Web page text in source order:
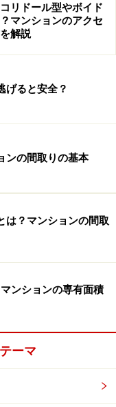
ウンジ
ョンでは定番の共
出入りするメイン
れることが多く、
場所に設けられる
にそのマンション
マンションでは高
装で、ゆったりと
ように豪華な仕上
ロビーは「来客が
宅に通さず用事が
リドール型やボイド
マンションのアクセ
解説
げると安全？
ンの間取りの基本
は？マンションの間取
ンションの専有面積
ーマ